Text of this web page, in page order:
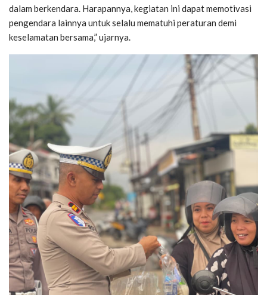
dalam berkendara. Harapannya, kegiatan ini dapat memotivasi
pengendara lainnya untuk selalu mematuhi peraturan demi
keselamatan bersama,” ujarnya.